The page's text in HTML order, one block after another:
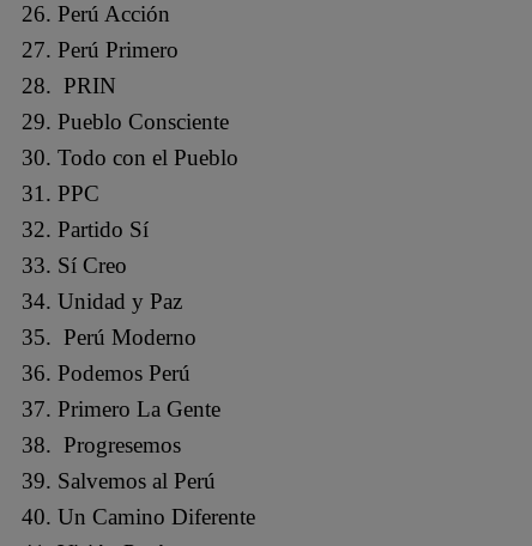
Perú Acción
Perú Primero
PRIN
Pueblo Consciente
Todo con el Pueblo
PPC
Partido Sí
Sí Creo
Unidad y Paz
Perú Moderno
Podemos Perú
Primero La Gente
Progresemos
Salvemos al Perú
Un Camino Diferente